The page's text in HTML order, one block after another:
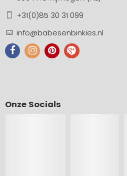
+31(0)85 30 31 099
info@babesenbinkies.nl
Onze Socials